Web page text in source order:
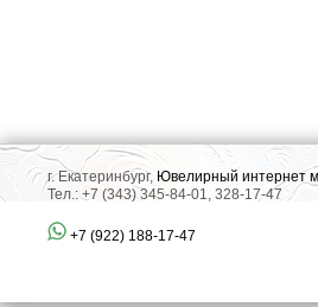
г. Екатеринбург, Ювелирный интернет
Тел.: +7 (343) 345-84-01, 328-17-47
+7 (922) 188-17-47